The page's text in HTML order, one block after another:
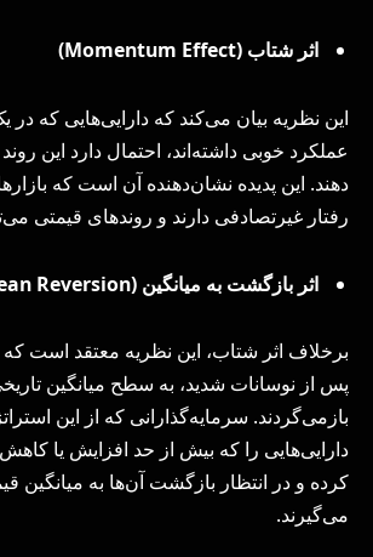
اثر شتاب (Momentum Effect
)
این نظریه بیان می‌کند که دارایی‌هایی که
عملکرد خوبی داشته‌اند، احتمال دارد این روند
دهند. این پدیده نشان‌دهنده آن است که
رفتار غیرتصادفی دارند و روندهای قیمتی
اثر بازگشت به میانگین (Reversion
برخلاف اثر شتاب، این نظریه معتقد است که
پس از نوسانات شدید، به سطح میانگین
بازمی‌گردند. سرمایه‌گذارانی که از این
دارایی‌هایی را که بیش از حد افزایش یا کاهش
کرده و در انتظار بازگشت آن‌ها به میانگین
می‌گیرند.